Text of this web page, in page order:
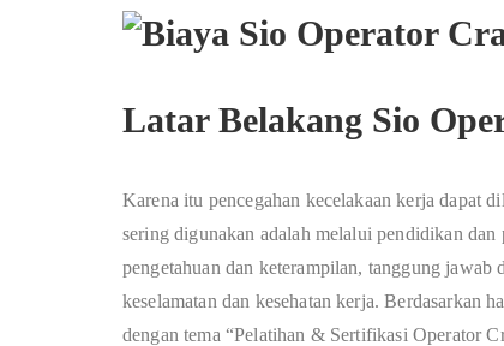
Latar Belakang Sio
Karena itu pencegahan kecelakaan kerja dapat
sering digunakan adalah melalui pendidikan
pengetahuan dan keterampilan, tanggung jawab
keselamatan dan kesehatan kerja. Berdasarkan
dengan tema “Pelatihan & Sertifikasi Operator